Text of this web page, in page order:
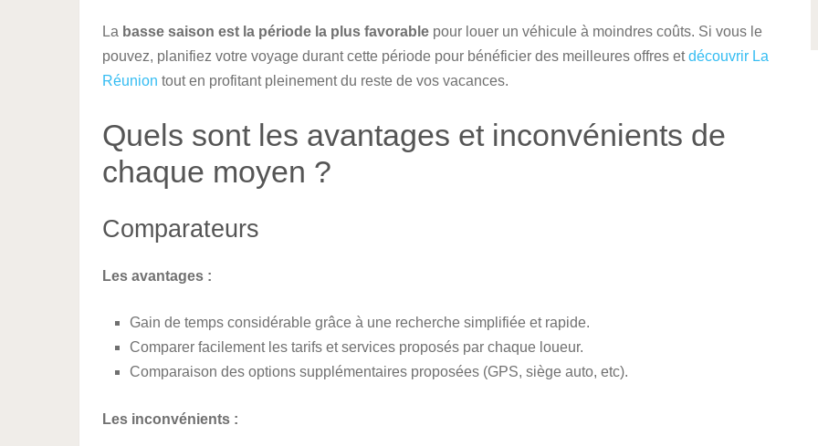
La basse saison est la période la plus favorable pour louer un véhicule à moindres coûts. Si vous le
pouvez, planifiez votre voyage durant cette période pour bénéficier des meilleures offres etdécouvrir La
Réunion tout en profitant pleinement du reste de vos vacances.
Quels sont les avantages et inconvénients de
chaque moyen ?
Comparateurs
Les avantages :
Gain de temps considérable grâce à une recherche simplifiée et rapide.
Comparer facilement les tarifs et services proposés par chaque loueur.
Comparaison des options supplémentaires proposées (GPS, siège auto, etc).
Les inconvénients :